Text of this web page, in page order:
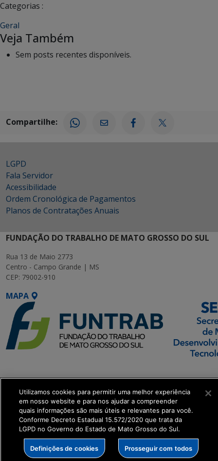
Categorias :
Geral
Veja Também
Sem posts recentes disponíveis.
Compartilhe:
LGPD
Fala Servidor
Acessibilidade
Ordem Cronológica de Pagamentos
Planos de Contratações Anuais
FUNDAÇÃO DO TRABALHO DE MATO GROSSO DO SUL
Rua 13 de Maio 2773
Centro - Campo Grande | MS
CEP: 79002-910
MAPA
Transformação Digital
get_footer();
Utilizamos cookies para permitir uma melhor experiência
em nosso website e para nos ajudar a compreender
quais informações são mais úteis e relevantes para você.
Conforme Decreto Estadual 15.572/2020 que trata da
LGPD no Governo do Estado de Mato Grosso do Sul.
Definições de cookies Prosseguir com todos